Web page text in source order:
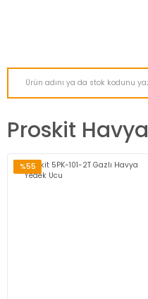
Proskit Havya
%55